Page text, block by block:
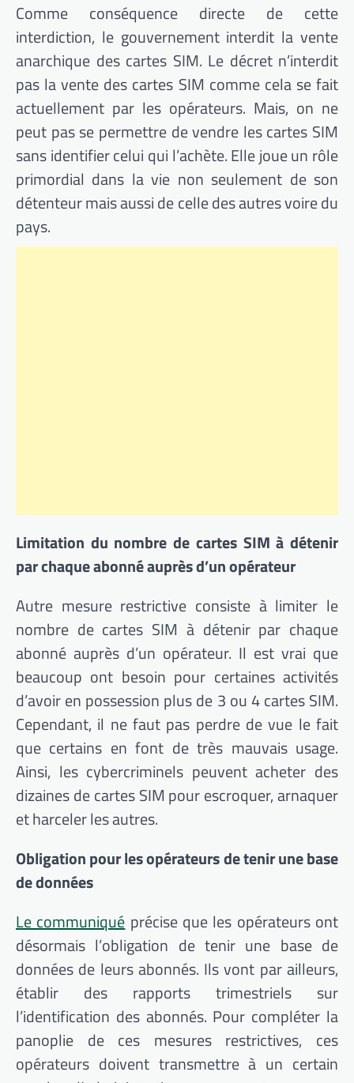
Comme conséquence directe de cette
interdiction, le gouvernement interdit la vente
anarchique des cartes SIM. Le décret n’interdit
pas la vente des cartes SIM comme cela se fait
actuellement par les opérateurs. Mais, on ne
peut pas se permettre de vendre les cartes SIM
sans identifier celui qui l’achète. Elle joue un rôle
primordial dans la vie non seulement de son
détenteur mais aussi de celle des autres voire du
pays.
Limitation du nombre de cartes SIM à détenir
par chaque abonné auprès d’un opérateur
Autre mesure restrictive consiste à limiter le
nombre de cartes SIM à détenir par chaque
abonné auprès d’un opérateur. Il est vrai que
beaucoup ont besoin pour certaines activités
d’avoir en possession plus de 3 ou 4 cartes SIM.
Cependant, il ne faut pas perdre de vue le fait
que certains en font de très mauvais usage.
Ainsi, les cybercriminels peuvent acheter des
dizaines de cartes SIM pour escroquer, arnaquer
et harceler les autres.
Obligation pour les opérateurs de tenir une base
de données
Le communiqué précise que les opérateurs ont
désormais l’obligation de tenir une base de
données de leurs abonnés. Ils vont par ailleurs,
établir des rapports trimestriels sur
l’identification des abonnés. Pour compléter la
panoplie de ces mesures restrictives, ces
opérateurs doivent transmettre à un certain